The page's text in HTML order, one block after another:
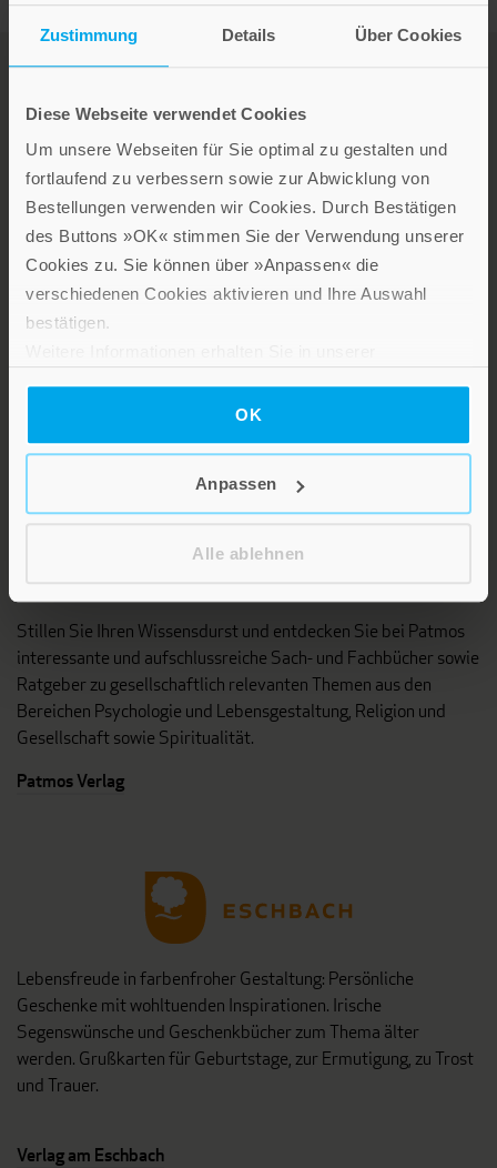
Zustimmung Details Über Cookies
Diese Webseite verwendet Cookies
Um unsere Webseiten für Sie optimal zu gestalten und
fortlaufend zu verbessern sowie zur Abwicklung von
Bestellungen verwenden wir Cookies. Durch Bestätigen
des Buttons »OK« stimmen Sie der Verwendung unserer
Cookies zu. Sie können über »Anpassen« die
verschiedenen Cookies aktivieren und Ihre Auswahl
bestätigen.
OK
Anpassen
Alle ablehnen
LEBE GUT MAGAZIN
KARRIERE
Die Verlage der Verlagsgruppe
Patmos
Stillen Sie Ihren Wissensdurst und entdecken Sie bei Patmos
interessante und aufschlussreiche Sach- und Fachbücher sowie
Ratgeber zu gesellschaftlich relevanten Themen aus den
Bereichen Psychologie und Lebensgestaltung, Religion und
Gesellschaft sowie Spiritualität.
Patmos Verlag
Lebensfreude in farbenfroher Gestaltung: Persönliche
Geschenke mit wohltuenden Inspirationen. Irische
Segenswünsche und Geschenkbücher zum Thema älter
werden. Grußkarten für Geburtstage, zur Ermutigung, zu Trost
und Trauer.
Verlag am Eschbach